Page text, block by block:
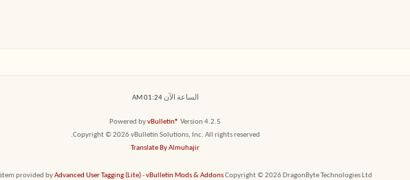
الساعة الآن01:24 AM
Powered byvBulletin® Version 4.2.5
Copyright © 2026 vBulletin Solutions, Inc. All rights reserved.
Translate By Almuhajir
provided byAdvanced User Tagging (Lite)-vBulletin Mods & AddonsCopyright © 2026 DragonByte Technologies Ltd.